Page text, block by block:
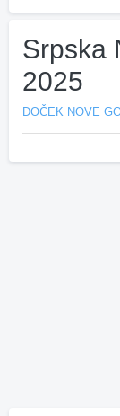
Srpska
2025
DOČEK NOVE